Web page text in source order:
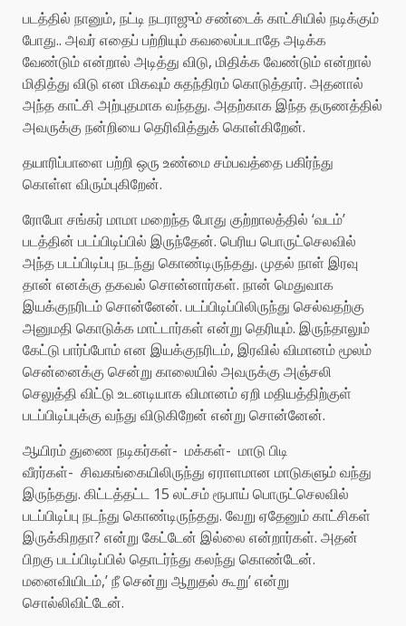
படத்தில் நானும், நட்டி நடராஜும் சண்டைக் காட்சியில் நடிக்கும்
போது.. அவர் எதைப் பற்றியும் கவலைப்படாதே அடிக்க
வேண்டும் என்றால் அடித்து விடு, மிதிக்க வேண்டும் என்றால்
மிதித்து விடு என மிகவும் சுதந்திரம் கொடுத்தார். அதனால்
அந்த காட்சி அற்புதமாக வந்தது. அதற்காக இந்த தருணத்தில்
அவருக்கு நன்றியை தெரிவித்துக் கொள்கிறேன்.
தயாரிப்பாளை பற்றி ஒரு உண்மை சம்பவத்தை பகிர்ந்து
கொள்ள விரும்புகிறேன்.
ரோபோ சங்கர் மாமா மறைந்த போது குற்றாலத்தில் ‘வடம்’
படத்தின் படப்பிடிப்பில் இருந்தேன். பெரிய பொருட்செலவில்
அந்த படப்பிடிப்பு நடந்து கொண்டிருந்தது. முதல் நாள் இரவு
தான் எனக்கு தகவல் சொன்னார்கள். நான் மெதுவாக
இயக்குநரிடம் சொன்னேன். படப்பிடிப்பிலிருந்து செல்வதற்கு
அனுமதி கொடுக்க மாட்டார்கள் என்று தெரியும். இருந்தாலும்
கேட்டு பார்ப்போம் என இயக்குநரிடம், இரவில் விமானம் மூலம்
சென்னைக்கு சென்று காலையில் அவருக்கு அஞ்சலி
செலுத்தி விட்டு உடனடியாக விமானம் ஏறி மதியத்திற்குள்
படப்பிடிப்புக்கு வந்து விடுகிறேன் என்று சொன்னேன்.
ஆயிரம் துணை நடிகர்கள்- மக்கள்- மாடு பிடி
வீரர்கள்- சிவகங்கையிலிருந்து ஏராளமான மாடுகளும் வந்து
இருந்தது. கிட்டத்தட்ட 15 லட்சம் ரூபாய் பொருட்செலவில்
படப்பிடிப்பு நடந்து கொண்டிருந்தது. வேறு ஏதேனும் காட்சிகள்
இருக்கிறதா? என்று கேட்டேன் இல்லை என்றார்கள். அதன்
பிறகு படப்பிடிப்பில் தொடர்ந்து கலந்து கொண்டேன்.
மனைவியிடம்,’ நீ சென்று ஆறுதல் கூறு’ என்று
சொல்லிவிட்டேன்.